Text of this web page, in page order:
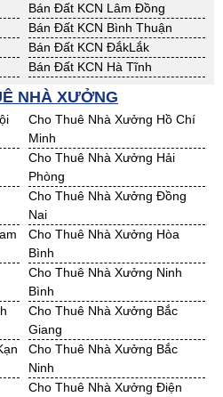
Bán Đất KCN Lâm Đồng
Bán Đất KCN Bình Thuận
Bán Đất KCN ĐắkLắk
Bán Đất KCN Hà Tĩnh
Bán Đất KCN Nghệ An
Bán Đất KCN Phú Yên
Bán Đất KCN Quảng Nam
Bán Đất KCN Bà Rịa - VT
Bán Đất KCN An Giang
Bán Đất KCN Bến Tre
Bán Đất KCN Cà Mau
Bán Đất KCN Hậu Giang
Bán Đất KCN Long An
Bán Đất KCN Tây Ninh
Bán Đất KCN Trà Vinh
Bán Đất KCN Hải Dương
Bán Đất KCN Quảng Ninh
NHÀ XƯỞNG
Cho Thuê Nhà Xưởng Hồ Chí
Minh
Cho Thuê Nhà Xưởng Hải
Phòng
Cho Thuê Nhà Xưởng Đồng
Nai
Cho Thuê Nhà Xưởng Hòa
Bình
Cho Thuê Nhà Xưởng Ninh
Bình
Cho Thuê Nhà Xưởng Bắc
Giang
Cho Thuê Nhà Xưởng Bắc
Ninh
Cho Thuê Nhà Xưởng Điện